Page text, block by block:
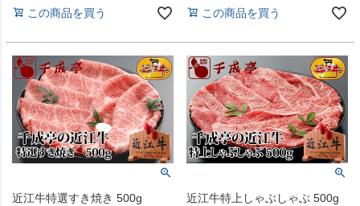
この商品を買う この商品を買う
近江牛特選すき焼き 500g 近江牛特上しゃぶしゃぶ 500g